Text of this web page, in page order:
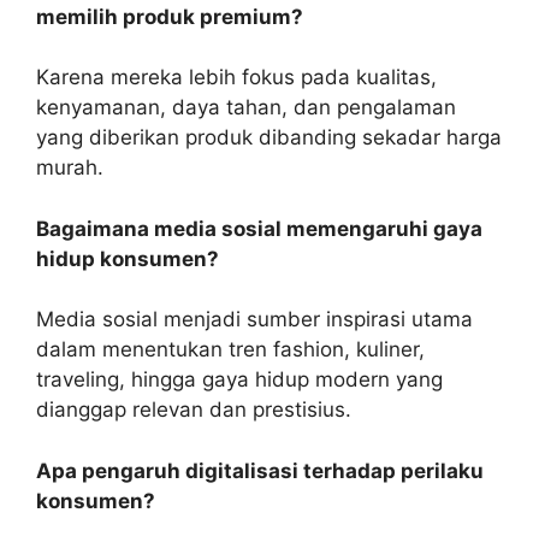
memilih produk premium?
Karena mereka lebih fokus pada kualitas,
kenyamanan, daya tahan, dan pengalaman
yang diberikan produk dibanding sekadar harga
murah.
Bagaimana media sosial memengaruhi gaya
hidup konsumen?
Media sosial menjadi sumber inspirasi utama
dalam menentukan tren fashion, kuliner,
traveling, hingga gaya hidup modern yang
dianggap relevan dan prestisius.
Apa pengaruh digitalisasi terhadap perilaku
konsumen?